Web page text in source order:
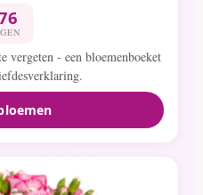
vergeten - een bloemenboeket